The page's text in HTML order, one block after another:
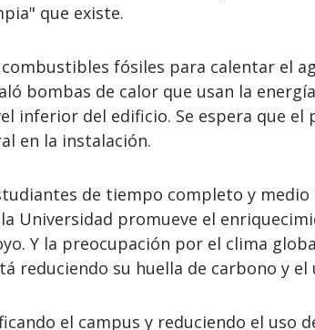
que existe.
fósiles para calentar el
bombas de calor que usan la
inferior del edificio. Se espera que el
en la instalación.
de tiempo completo y
Universidad promueve el
Y la preocupación por el clima
reduciendo su huella de carbono y el
el campus y reduciendo el uso